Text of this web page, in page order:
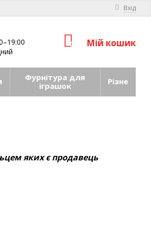
Вхід
0 Мій кошик
Фурнітура для
іграшок
Різне
яких є продавець